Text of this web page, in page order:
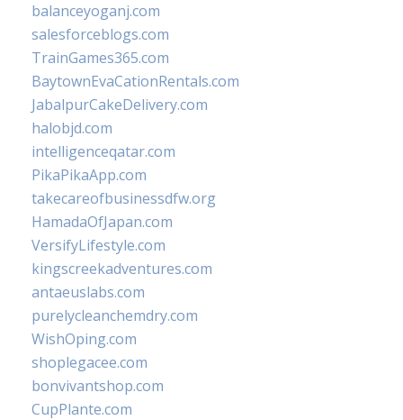
balanceyoganj.com
salesforceblogs.com
TrainGames365.com
BaytownEvaCationRentals.com
JabalpurCakeDelivery.com
halobjd.com
intelligenceqatar.com
PikaPikaApp.com
takecareofbusinessdfw.org
HamadaOfJapan.com
VersifyLifestyle.com
kingscreekadventures.com
antaeuslabs.com
purelycleanchemdry.com
WishOping.com
shoplegacee.com
bonvivantshop.com
CupPlante.com